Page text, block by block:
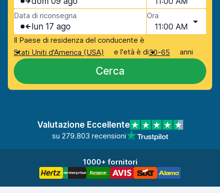
Data di riconsegna
lun 17 ago
Ora
11:00 AM
Il Paese di residenza del conducente è
Stati Uniti d'America (USA)
e l'età è di30-65 anni
Cerca
Valutazione Eccellente
su 279.803 recensioni
1000+ fornitori